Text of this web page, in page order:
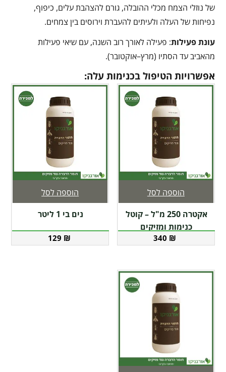
של נוזלי הצמח מכלי ההובלה, גורם להצהבת עלים, כיפוף,
נפיחות של העלה ולעיתים להעברת וירוסים בין צמחים.
עונת פעילות: פעילה לאורך רוב השנה, עם שיאי פעילות
מהאביב עד הסתיו (מרץ–אוקטובר).
אפשרויות הטיפול בכנימות עלה:
אקטרה 250 מ"ל – קוטל
כנימות ומזיקים
340 ₪
הוספה לסל
נים בי 1 ליטר
129 ₪
הוספה לסל